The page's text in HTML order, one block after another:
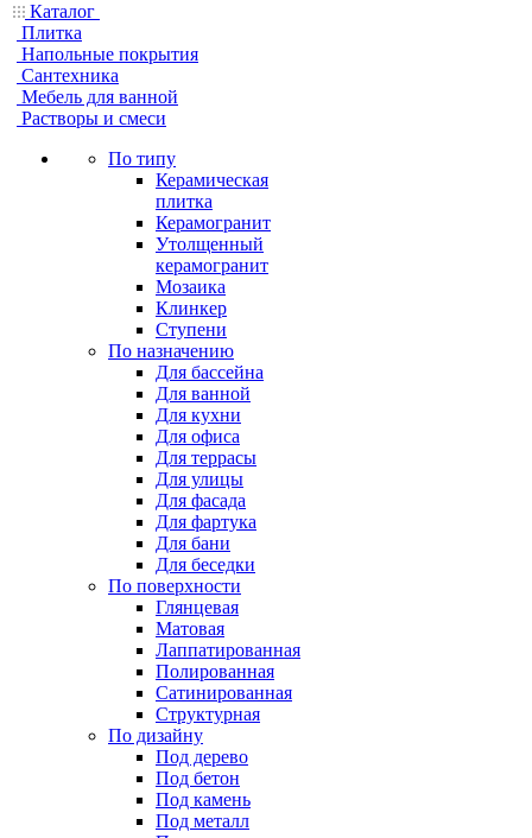
Каталог
Плитка
Напольные покрытия
Сантехника
Мебель для ванной
Растворы и смеси
По типу
Керамическая
плитка
Керамогранит
Утолщенный
керамогранит
Мозаика
Клинкер
Ступени
По назначению
Для бассейна
Для ванной
Для кухни
Для офиса
Для террасы
Для улицы
Для фасада
Для фартука
Для бани
Для беседки
По поверхности
Глянцевая
Матовая
Лаппатированная
Полированная
Сатинированная
Структурная
По дизайну
Под дерево
Под бетон
Под камень
Под металл